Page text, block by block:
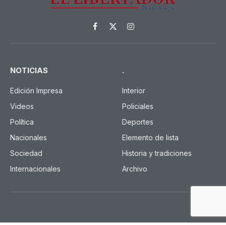
Facebook
X
(Twitter)
Instagram
NOTICIAS
Edición Impresa
Videos
Política
Nacionales
Sociedad
Internacionales
.
Interior
Policiales
Deportes
Elemento de lista
Historia y tradiciones
Archivo